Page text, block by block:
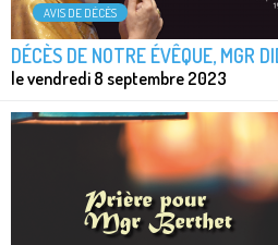
AVIS DE DÉCÈS
DÉCÈS DE NOTRE ÉVÊQUE, MGR
le vendredi 8 septembre 2023